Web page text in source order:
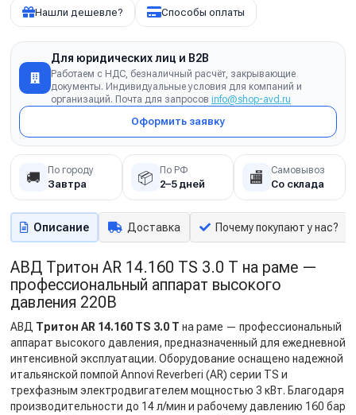
Нашли дешевле? Способы оплаты
Для юридических лиц и B2B
Работаем с НДС, безналичный расчёт, закрывающие
документы. Индивидуальные условия для компаний и
организаций. Почта для запросов info@shop-avd.ru
Оформить заявку
🚚 По городу
Завтра 📦 По РФ
2–5 дней 🏬 Самовывоз
Со склада
Описание Доставка Почему покупают у нас?
АВД Тритон AR 14.160 TS 3.0 Т на раме —
профессиональный аппарат высокого
давления 220В
АВД Тритон AR 14.160 TS 3.0 Т на раме — профессиональный
аппарат высокого давления, предназначенный для ежедневной
интенсивной эксплуатации. Оборудование оснащено надежной
итальянской помпой Annovi Reverberi (AR) серии TS и
трехфазным электродвигателем мощностью 3 кВт. Благодаря
производительности до 14 л/мин и рабочему давлению 160 бар